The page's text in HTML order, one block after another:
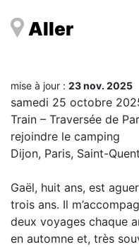
Aller
mise à jour : 23 nov. 2025
samedi 25 octobre
Train – Traversée de
rejoindre le camping
Dijon, Paris, Saint-
Gaël, huit ans, est
trois ans. Il
deux voyages chaque
en automne et, très